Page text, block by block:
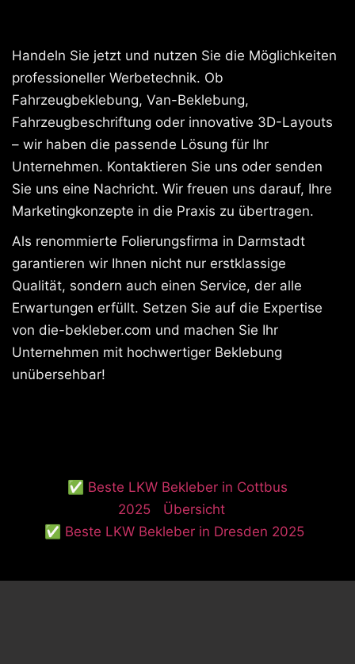
Handeln Sie jetzt und nutzen Sie die Möglichkeiten
professioneller Werbetechnik. Ob
Fahrzeugbeklebung, Van-Beklebung,
Fahrzeugbeschriftung oder innovative 3D-Layouts
– wir haben die passende Lösung für Ihr
Unternehmen. Kontaktieren Sie uns oder senden
Sie uns eine Nachricht. Wir freuen uns darauf, Ihre
Marketingkonzepte in die Praxis zu übertragen.
Als renommierte Folierungsfirma in Darmstadt
garantieren wir Ihnen nicht nur erstklassige
Qualität, sondern auch einen Service, der alle
Erwartungen erfüllt. Setzen Sie auf die Expertise
von die-bekleber.com und machen Sie Ihr
Unternehmen mit hochwertiger Beklebung
unübersehbar!
✅ Beste LKW Bekleber in Cottbus
2025
Übersicht
✅ Beste LKW Bekleber in Dresden 2025